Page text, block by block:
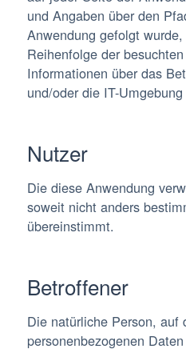
und Angaben über den
Anwendung gefolgt
Reihenfolge der
Informationen über das
und/oder die IT-
Nutzer
Die diese Anwendung
soweit nicht anders
übereinstimmt.
Betroffener
Die natürliche Person, auf
personenbezogenen